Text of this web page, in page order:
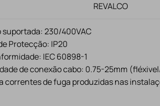
REVALCO
suportada: 230/400VAC
Protecção: IP20
IEC 60898-1
de conexão cabo: 0.75-25mm
correntes de fuga produzidas nas